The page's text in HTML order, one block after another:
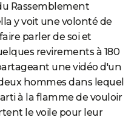
Rassemblement
y voit une volonté de
parler de soi et
revirements à 180
une vidéo d'un
hommes dans lequel
à la flamme de vouloir
le voile pour leur